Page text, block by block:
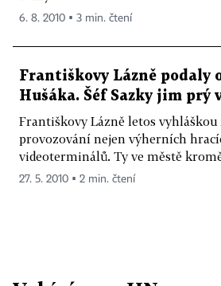
6. 8. 2010 ▪ 3 min. čtení
Františkovy Lázně podaly
Hušáka. Šéf Sazky jim prý
Františkovy Lázně letos vyhláškou
provozování nejen výherních
videoterminálů. Ty ve městě
27. 5. 2010 ▪ 2 min. čtení